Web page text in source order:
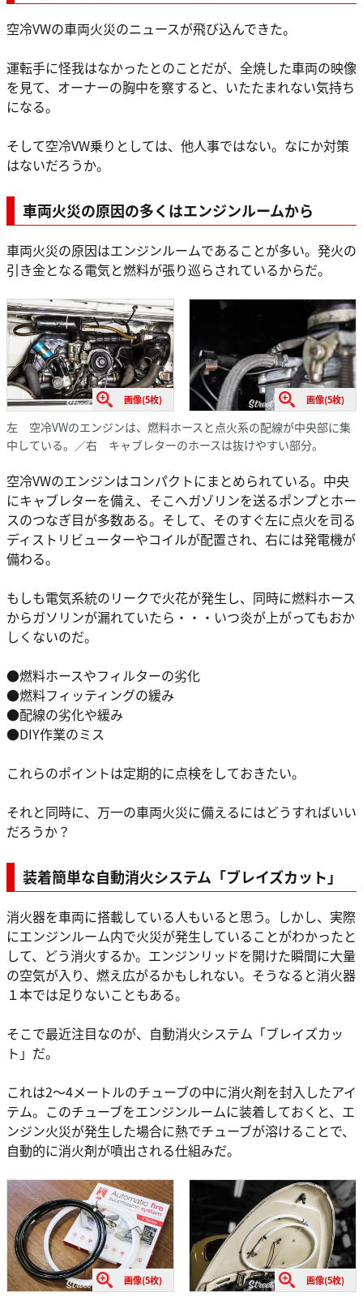
空冷VWの車両火災のニュースが飛び込んできた。
運転手に怪我はなかったとのことだが、全焼した車両の映像
を見て、オーナーの胸中を察すると、いたたまれない気持ち
になる。
そして空冷VW乗りとしては、他人事ではない。なにか対策
はないだろうか。
車両火災の原因の多くはエンジンルームから
車両火災の原因はエンジンルームであることが多い。発火の
引き金となる電気と燃料が張り巡らされているからだ。
画像(5枚) 画像(5枚)
左 空冷VWのエンジンは、燃料ホースと点火系の配線が中央部に集
中している。／右 キャブレターのホースは抜けやすい部分。
空冷VWのエンジンはコンパクトにまとめられている。中央
にキャブレターを備え、そこへガゾリンを送るポンプとホー
スのつなぎ目が多数ある。そして、そのすぐ左に点火を司る
ディストリビューターやコイルが配置され、右には発電機が
備わる。
もしも電気系統のリークで火花が発生し、同時に燃料ホース
からガソリンが漏れていたら・・・いつ炎が上がってもおか
しくないのだ。
●燃料ホースやフィルターの劣化
●燃料フィッティングの緩み
●配線の劣化や緩み
●DIY作業のミス
これらのポイントは定期的に点検をしておきたい。
それと同時に、万一の車両火災に備えるにはどうすればいい
だろうか？
装着簡単な自動消火システム「ブレイズカット」
消火器を車両に搭載している人もいると思う。しかし、実際
にエンジンルーム内で火災が発生していることがわかったと
して、どう消火するか。エンジンリッドを開けた瞬間に大量
の空気が入り、燃え広がるかもしれない。そうなると消火器
１本では足りないこともある。
そこで最近注目なのが、自動消火システム「ブレイズカッ
ト」だ。
これは2～4メートルのチューブの中に消火剤を封入したアイ
テム。このチューブをエンジンルームに装着しておくと、エ
ンジン火災が発生した場合に熱でチューブが溶けることで、
自動的に消火剤が噴出される仕組みだ。
画像(5枚) 画像(5枚)